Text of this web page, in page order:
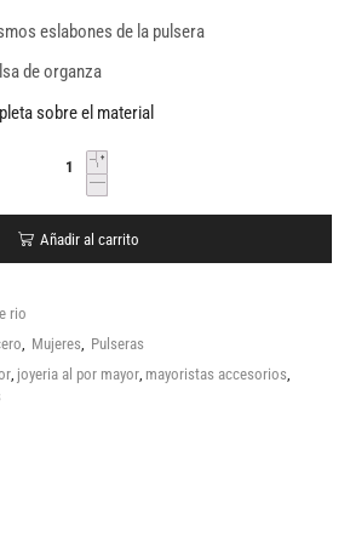
eslabones de la pulsera
de organza
sobre el material
Añadir al carrito
rio
, Mujeres, Pulseras
, joyeria al por mayor, mayoristas accesorios,